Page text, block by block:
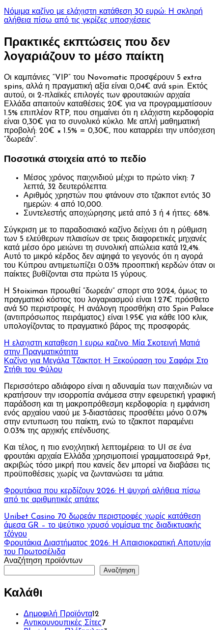
Νόμιμα καζίνο με ελάχιστη κατάθεση 30 ευρώ: Η σκληρή
αλήθεια πίσω από τις γκρίζες υποσχέσεις
Πρακτικές εκπτώσεις που δεν
λογαριάζουν το μέσο παίκτη
Οι καμπάνιες “VIP” του Novomatic προσφέρουν 5 extra
spins, αλλά η πραγματική αξία είναι 0,04€ ανά spin. Εκτός
αυτού, οι 2‑πλαϊκές επιλογές των φρουτακιών αρχαία
Ελλάδα απαιτούν καταθέσεις 20€ για να προγραμματίσουν
1.5% επιπλέον RTP, που σημαίνει ότι η ελάχιστη κερδοφορία
είναι 0,30€ για το συνολικό κύκλο. Με απλή μαθηματική
προβολή: 20€ × 1.5% = 0,30€, που καταρρέει την υπόσχεση
“δωρεάν”.
Ποσοτικά στοιχεία από το πεδίο
Μέσος χρόνος παιχνιδιού μέχρι το πρώτο νίκη: 7
λεπτά, 32 δευτερόλεπτα.
Αριθμός χρηστών που φτάνουν στο τζακποτ εντός 30
ημερών: 4 από 10,000.
Συντελεστής αποχώρησης μετά από 3 ή 4 ήττες: 68%.
Σύγκριση με το παραδοσιακό καζίνο δείχνει ότι η ρύθμιση
των 5 ελεύθερων πλαισίων σε τρεις διαφορετικές μηχανές
κατά μέσο όρο μειώνει τη συνολική απώλεια κατά 12,4%.
Αυτό το μικρό κέρδος δεν αψηφά το γεγονός ότι η αγορά
του Κύπρου αντιμετωπίζει 0.03% προοπτική κερδών όταν οι
παίκτες βυθίζονται στα πρώτα 15 γύρους.
Η Stoiximan προωθεί “δωρεάν” σπορτ στο 2024, όμως το
πραγματικό κόστος του λογαριασμού είναι 1.27€ πρόσθετο
ανά 50 περιστροφές. Η ανάλογη προσθήκη στο Spin Palace
(αντιπρόσωπος πειράματος) είναι 1.95€ για κάθε 100 κλικ,
υπολογίζοντας το πραγματικό βάρος της προσφοράς.
Η ελαχιστη καταθεση 1 ευρω καζινο: Μία Σκοτεινή Ματιά
στην Πραγματικότητα
Καζίνο για Μεγάλα Τζακποτ: Η Ξεκούραση του Σαφάρι Στο
Στήθι του Φύλου
Περισσότερο αδιάφορο είναι η αδυναμία των παιχνιδιών να
κρατήσουν την ισορροπία ανάμεσα στην εφευρετική γραφική
παράδοση και τη μακροπρόθεσμη κερδοφορία: η εμφάνιση
ενός αρχαίου ναού με 3‑διαστάσεις προσθέτει μόνο 0.07%
στην εντυπωση του παίκτη, ενώ το τζακποτ παραμένει
0.03% της αρχικής επένδυσης.
Και τέλος, η πιο ενοχλητική λεπτομέρεια: το UI σε ένα
φρουτάκι αρχαία Ελλάδα χρησιμοποιεί γραμματοσειρά 9pt,
ακριβώς τόσο μικρή που κανείς δεν μπορεί να διαβάσει τις
προϋποθέσεις χωρίς να ζωντανώσει τα μάτια.
Φρουτάκια που κερδίζουν 2026: Η ψυχρή αλήθεια πίσω
από τις αριθμητικές απάτες
Πλοήγηση
άρθρων
Unibet Casino 70 δωρεάν περιστροφές χωρίς κατάθεση
άμεσα GR – το ψεύτικο χρυσό νομίσμα της διαδικτυακής
τζόγου
Φρουτάκια Διαστήματος 2026: Η Απαισιοκρατική Αποτυχία
του Πρωτοσέλιδα
Αναζήτηση προϊόντων
Αναζήτηση
Καλάθι
Δημοφιλή Προϊόντα12
προϊόντα
Αντικουνουπικές Σίτες77